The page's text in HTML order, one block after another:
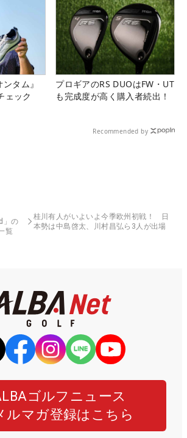
タム』
ェック
プロギアのRS DUOはFW・UT
も完成度が高く購入者続出！
Recommended by
」の
覧
桂川有人がいよいよ今季欧州初戦！ 日
本勢は中島啓太、川村昌弘ら3人が出場
ゴルフニュース
ルマガ登録はこちら